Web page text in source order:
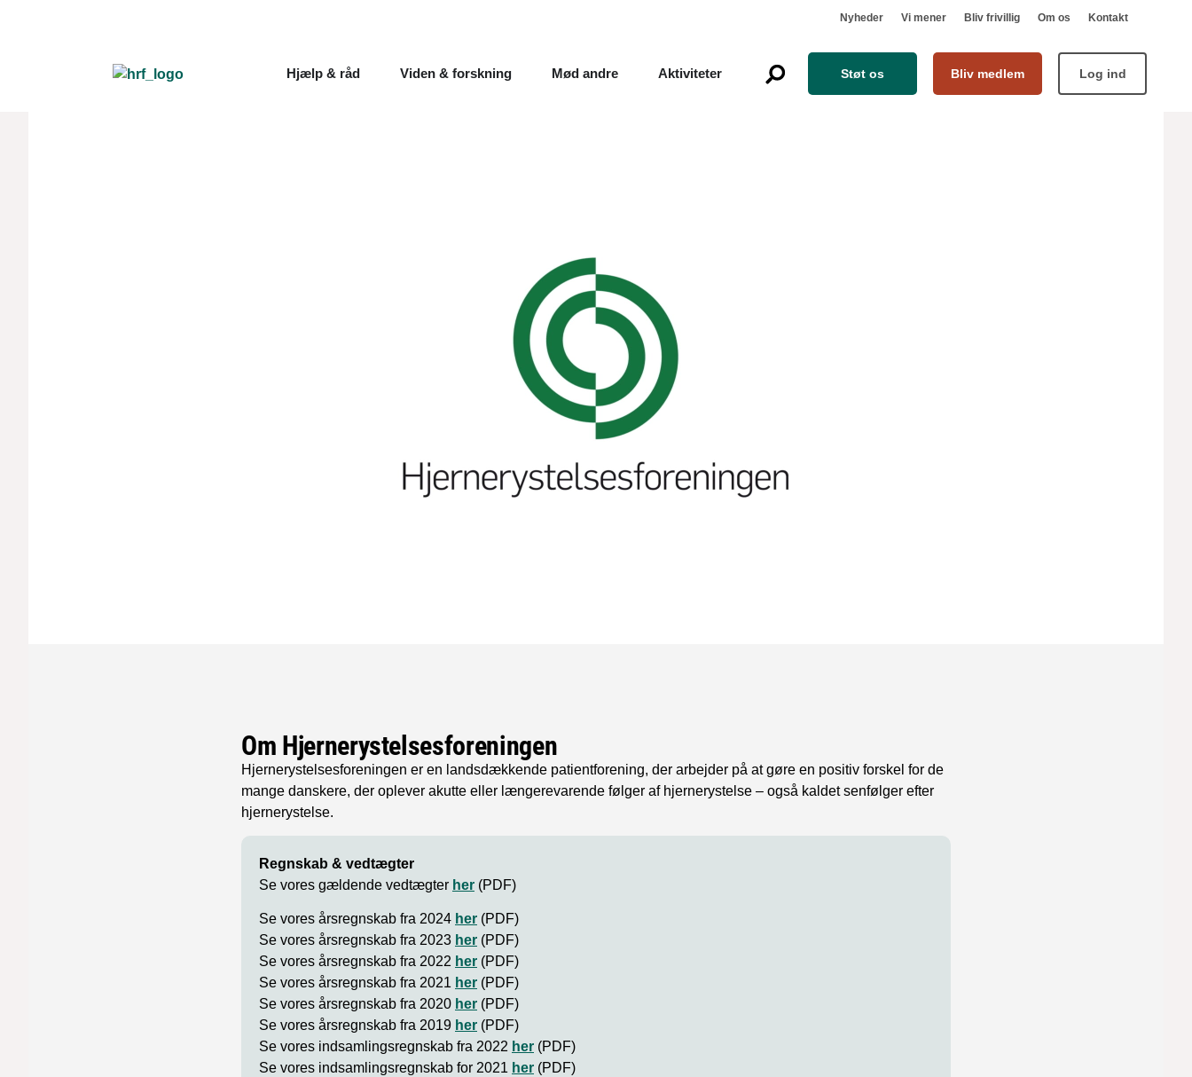
Nyheder Vi mener Bliv frivillig Om os Kontakt
Hjælp & råd Viden & forskning Mød andre Aktiviteter Støt os Bliv medlem Log ind
Regnskab & vedtægter
Se vores gældende vedtægter her (PDF)
Se vores årsregnskab fra 2024 her (PDF)
Se vores årsregnskab fra 2023 her (PDF)
Se vores årsregnskab fra 2022 her (PDF)
Se vores årsregnskab fra 2021 her (PDF)
Se vores årsregnskab fra 2020 her (PDF)
Se vores årsregnskab fra 2019 her (PDF)
Se vores indsamlingsregnskab fra 2022 her (PDF)
Se vores indsamlingsregnskab for 2021 her (PDF)
Om Hjernerystelsesforeningen
Hjernerystelsesforeningen er en landsdækkende patientforening, der arbejder på at gøre en positiv forskel for de
mange danskere, der oplever akutte eller længerevarende følger af hjernerystelse – også kaldet senfølger efter
hjernerystelse.